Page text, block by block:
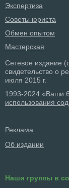
Экспертиза
Советы юриста
Обмен опытом
Мастерская
Сетевое издание
свидетельство о
июля 2015 г.
1993-2024 «Ваши
использования
Реклама
Об издании
Наши группы в